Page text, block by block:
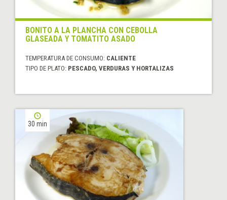
BONITO A LA PLANCHA CON CEBOLLA
GLASEADA Y TOMATITO ASADO
TEMPERATURA DE CONSUMO: CALIENTE
TIPO DE PLATO: PESCADO, VERDURAS Y HORTALIZAS
30 min